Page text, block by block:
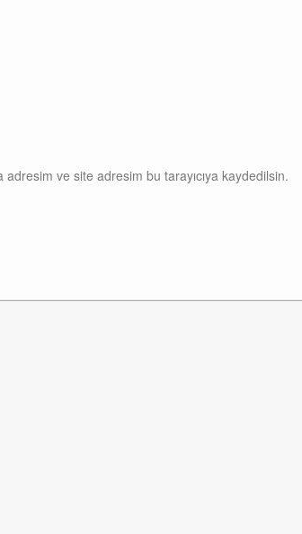
adresim ve site adresim bu tarayıcıya kaydedilsin.